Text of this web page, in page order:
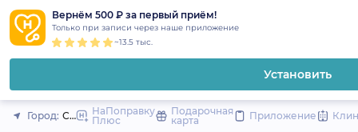
Вернём 500 ₽ за первый приём!
Только при записи через наше приложение
~13.5 тыс.
Установить
Закрыть
Город: Санкт-Петербург
НаПоправку
Плюс
Подарочная
карта
Приложение